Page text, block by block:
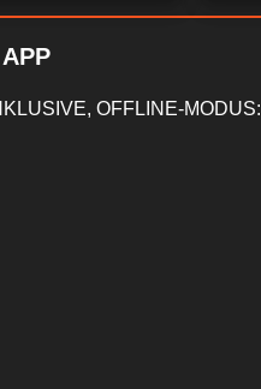
OFFLINE-MODUS: